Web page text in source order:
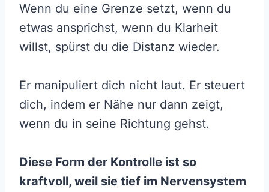
Wenn du eine Grenze setzt, wenn du
etwas ansprichst, wenn du Klarheit
willst, spürst du die Distanz wieder.
Er manipuliert dich nicht laut. Er steuert
dich, indem er Nähe nur dann zeigt,
wenn du in seine Richtung gehst.
Diese Form der Kontrolle ist so
kraftvoll, weil sie tief im Nervensystem